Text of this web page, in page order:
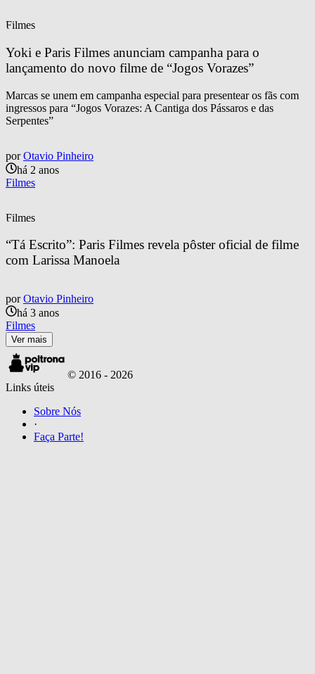
Filmes
Yoki e Paris Filmes anunciam campanha para o
lançamento do novo filme de “Jogos Vorazes”
Marcas se unem em campanha especial para presentear os fãs com
ingressos para “Jogos Vorazes: A Cantiga dos Pássaros e das
Serpentes”
por Otavio Pinheiro
há 2 anos
Filmes
Filmes
“Tá Escrito”: Paris Filmes revela pôster oficial de filme
com Larissa Manoela
por Otavio Pinheiro
há 3 anos
Filmes
Ver mais
© 2016 - 2026
Links úteis
Sobre Nós
·
Faça Parte!